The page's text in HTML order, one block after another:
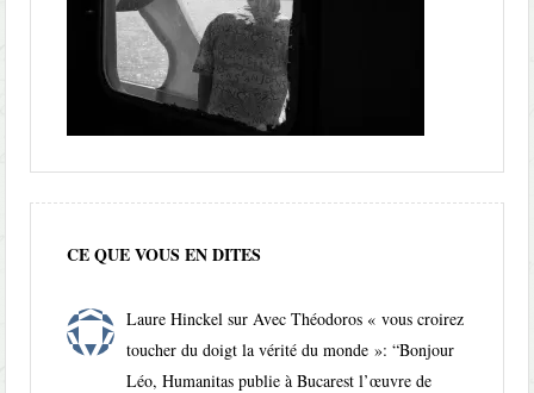
CE QUE VOUS EN DITES
Laure Hinckel surAvec Théodoros « vous croirez
toucher du doigt la vérité du monde »: “Bonjour
Léo, Humanitas publie à Bucarest l’œuvre de